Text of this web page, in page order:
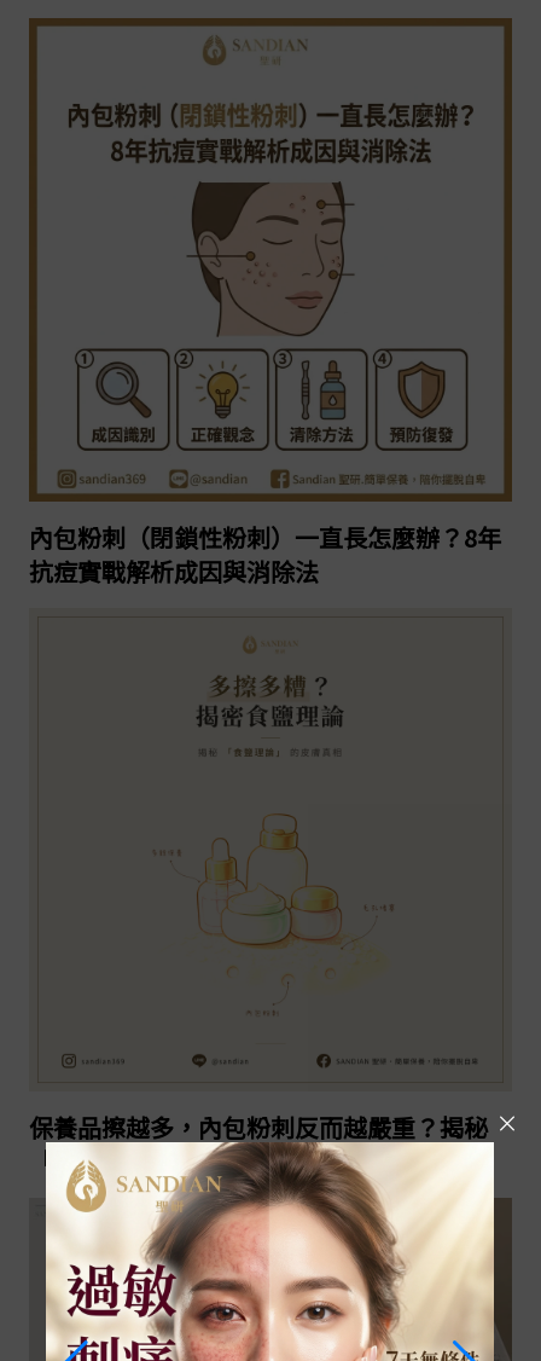
2026-05-14
內包粉刺（閉鎖性粉刺）一直長怎麼辦？8年
抗痘實戰解析成因與消除法
2026-08-05 繼續閱讀
保養品擦越多，內包粉刺反而越嚴重？揭秘
「食鹽理論」的皮膚真相